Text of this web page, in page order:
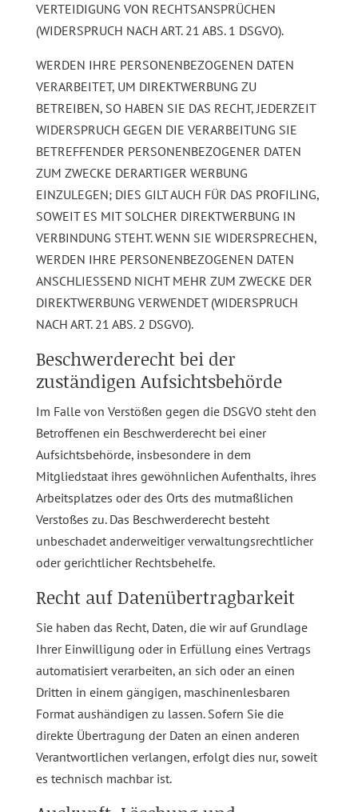
VERTEIDIGUNG VON RECHTSANSPRÜCHEN
(WIDERSPRUCH NACH ART. 21 ABS. 1 DSGVO).
WERDEN IHRE PERSONENBEZOGENEN DATEN
VERARBEITET, UM DIREKTWERBUNG ZU
BETREIBEN, SO HABEN SIE DAS RECHT, JEDERZEIT
WIDERSPRUCH GEGEN DIE VERARBEITUNG SIE
BETREFFENDER PERSONENBEZOGENER DATEN
ZUM ZWECKE DERARTIGER WERBUNG
EINZULEGEN; DIES GILT AUCH FÜR DAS PROFILING,
SOWEIT ES MIT SOLCHER DIREKTWERBUNG IN
VERBINDUNG STEHT. WENN SIE WIDERSPRECHEN,
WERDEN IHRE PERSONENBEZOGENEN DATEN
ANSCHLIESSEND NICHT MEHR ZUM ZWECKE DER
DIREKTWERBUNG VERWENDET (WIDERSPRUCH
NACH ART. 21 ABS. 2 DSGVO).
Beschwerde­recht bei der
zuständigen Aufsichts­behörde
Im Falle von Verstößen gegen die DSGVO steht den
Betroffenen ein Beschwerderecht bei einer
Aufsichtsbehörde, insbesondere in dem
Mitgliedstaat ihres gewöhnlichen Aufenthalts, ihres
Arbeitsplatzes oder des Orts des mutmaßlichen
Verstoßes zu. Das Beschwerderecht besteht
unbeschadet anderweitiger verwaltungsrechtlicher
oder gerichtlicher Rechtsbehelfe.
Recht auf Daten­übertrag­barkeit
Sie haben das Recht, Daten, die wir auf Grundlage
Ihrer Einwilligung oder in Erfüllung eines Vertrags
automatisiert verarbeiten, an sich oder an einen
Dritten in einem gängigen, maschinenlesbaren
Format aushändigen zu lassen. Sofern Sie die
direkte Übertragung der Daten an einen anderen
Verantwortlichen verlangen, erfolgt dies nur, soweit
es technisch machbar ist.